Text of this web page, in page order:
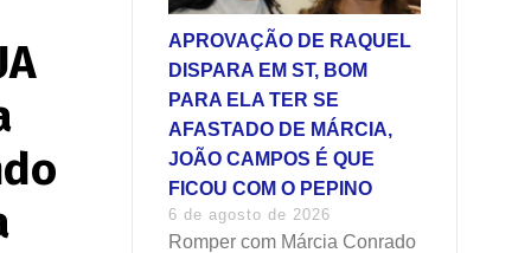
APROVAÇÃO DE RAQUEL
DISPARA EM ST, BOM
PARA ELA TER SE
AFASTADO DE MÁRCIA,
JOÃO CAMPOS É QUE
FICOU COM O PEPINO
6 de agosto de 2026
Romper com Márcia Conrado